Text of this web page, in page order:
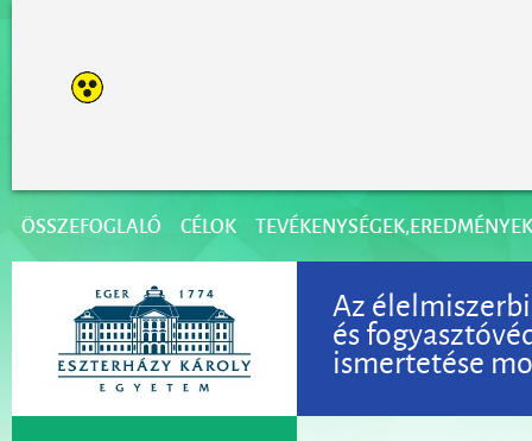
ÖSSZEFOGLALÓ CÉLOK TEVÉKENYSÉGEK,EREDMÉNYEK
Az
és
ismertetése